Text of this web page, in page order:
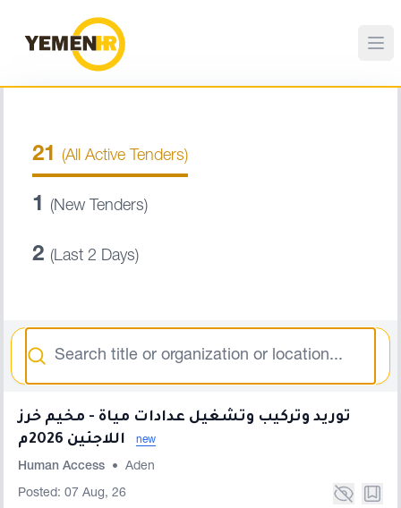
21 (All Active Tenders)
1 (New Tenders)
2 (Last 2 Days)
توريد وتركيب وتشغيل عدادات مياة - مخيم خرز
new
Human Access • Aden
Posted: 07 Aug, 26